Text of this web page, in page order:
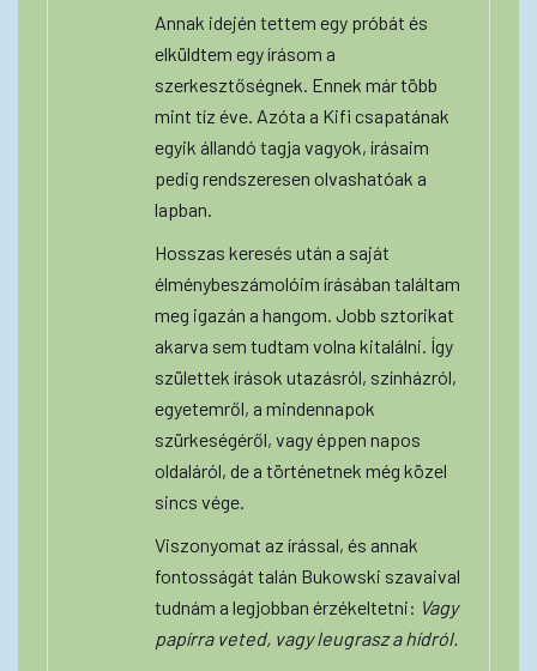
Annak idején tettem egy próbát és
elküldtem egy írásom a
szerkesztőségnek. Ennek már több
mint tíz éve. Azóta a Kifi csapatának
egyik állandó tagja vagyok, írásaim
pedig rendszeresen olvashatóak a
lapban.
Hosszas keresés után a saját
élménybeszámolóim írásában találtam
meg igazán a hangom. Jobb sztorikat
akarva sem tudtam volna kitalálni. Így
születtek írások utazásról, színházról,
egyetemről, a mindennapok
szürkeségéről, vagy éppen napos
oldaláról, de a történetnek még közel
sincs vége.
Viszonyomat az írással, és annak
fontosságát talán Bukowski szavaival
tudnám a legjobban érzékeltetni: Vagy
papírra veted, vagy leugrasz a hídról.